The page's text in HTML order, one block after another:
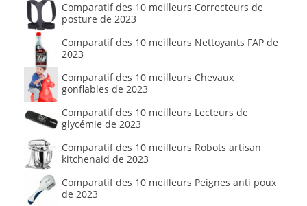
Comparatif des 10 meilleurs Correcteurs de
posture de 2023
Comparatif des 10 meilleurs Nettoyants FAP de
2023
Comparatif des 10 meilleurs Chevaux
gonflables de 2023
Comparatif des 10 meilleurs Lecteurs de
glycémie de 2023
Comparatif des 10 meilleurs Robots artisan
kitchenaid de 2023
Comparatif des 10 meilleurs Peignes anti poux
de 2023